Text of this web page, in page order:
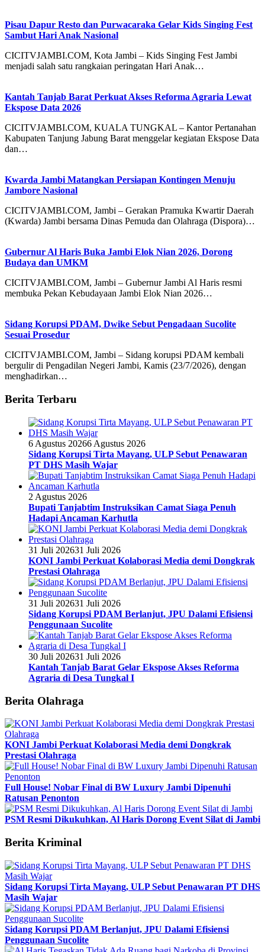
Pisau Dapur Resto dan Purwacaraka Gelar Kids Singing Fest
Sambut Hari Anak Nasional
CICITVJAMBI.COM, Kota Jambi – Kids Singing Fest Jambi
menjadi salah satu rangkaian peringatan Hari Anak…
Kantah Tanjab Barat Perkuat Akses Reforma Agraria Lewat
Ekspose Data 2026
CICITVJAMBI.COM, KUALA TUNGKAL – Kantor Pertanahan
Kabupaten Tanjung Jabung Barat menggelar kegiatan Ekspose Data
dan…
Kwarda Jambi Matangkan Persiapan Kontingen Menuju
Jambore Nasional
CICITVJAMBI.COM, Jambi – Gerakan Pramuka Kwartir Daerah
(Kwarda) Jambi bersama Dinas Pemuda dan Olahraga (Dispora)…
Gubernur Al Haris Buka Jambi Elok Nian 2026, Dorong
Budaya dan UMKM
CICITVJAMBI.COM, Jambi – Gubernur Jambi Al Haris resmi
membuka Pekan Kebudayaan Jambi Elok Nian 2026…
Sidang Korupsi PDAM, Dwike Sebut Pengadaan Sucolite
Sesuai Prosedur
CICITVJAMBI.COM, Jambi – Sidang korupsi PDAM kembali
bergulir di Pengadilan Negeri Jambi, Kamis (23/7/2026), dengan
menghadirkan…
Berita Terbaru
6 Agustus 20266 Agustus 2026
Sidang Korupsi Tirta Mayang, ULP Sebut Penawaran
PT DHS Masih Wajar
2 Agustus 2026
Bupati Tanjabtim Instruksikan Camat Siaga Penuh
Hadapi Ancaman Karhutla
31 Juli 202631 Juli 2026
KONI Jambi Perkuat Kolaborasi Media demi Dongkrak
Prestasi Olahraga
31 Juli 202631 Juli 2026
Sidang Korupsi PDAM Berlanjut, JPU Dalami Efisiensi
Penggunaan Sucolite
30 Juli 202631 Juli 2026
Kantah Tanjab Barat Gelar Ekspose Akses Reforma
Agraria di Desa Tungkal I
Berita Olahraga
KONI Jambi Perkuat Kolaborasi Media demi Dongkrak
Prestasi Olahraga
Full House! Nobar Final di BW Luxury Jambi Dipenuhi
Ratusan Penonton
PSM Resmi Dikukuhkan, Al Haris Dorong Event Silat di Jambi
Berita Kriminal
Sidang Korupsi Tirta Mayang, ULP Sebut Penawaran PT DHS
Masih Wajar
Sidang Korupsi PDAM Berlanjut, JPU Dalami Efisiensi
Penggunaan Sucolite